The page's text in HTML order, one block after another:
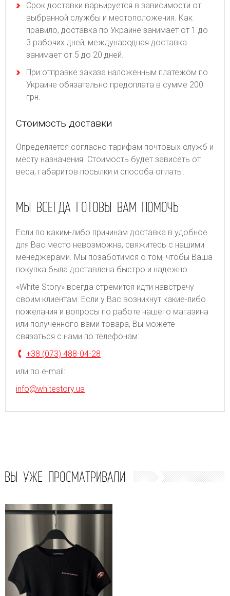
Срок доставки варьируется в зависимости от
выбранной службы и местоположения. Как
правило, доставка по Украине занимает от 1 до
3 рабочих дней, международная доставка
занимает от 5 до 20 дней.
При отправке заказа наложенным платежом по
Украине обязательно предоплата в сумме 200
грн.
Стоимость доставки
Определяется согласно тарифам почтовых служб и
месту назначения. Стоимость будет зависеть от
веса, габаритов посылки и способа оплаты.
МЫ ВСЕГДА ГОТОВЫ ВАМ ПОМОЧЬ
Если по каким-либо причинам доставка в удобное
для Вас место невозможна, свяжитесь с нашими
менеджерами. Мы позаботимся о том, чтобы Ваша
покупка была доставлена быстро и надежно.
«White Story» всегда стремится идти навстречу
своим клиентам. Если у Вас возникнут какие-либо
пожелания и вопросы по работе нашего магазина
или полученного вами товара, Вы можете
связаться с нами по телефонам:
+38 (073) 488-04-28
или по e-mail:
info@whitestory.ua
ВЫ УЖЕ ПРОСМАТРИВАЛИ